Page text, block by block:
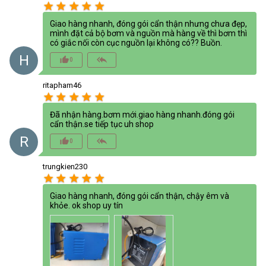
H
star star star star star
Giao hàng nhanh, đóng gói cẩn thận nhưng chưa đẹp,
mình đặt cả bộ bơm và nguồn mà hàng về thì bơm thì
có giắc nối còn cục nguồn lại không có?? Buồn.
thumb_up_alt0 reply_all
R
ritapham46
star star star star star
Đã nhận hàng.bơm mới.giao hàng nhanh.đóng gói
cẩn thận.se tiếp tục uh shop
thumb_up_alt0 reply_all
trungkien230
star star star star star
Giao hàng nhanh, đóng gói cẩn thận, chậy êm và
khỏe. ok shop uy tín